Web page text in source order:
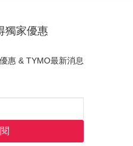
獨家優惠
惠 & TYMO最新消息